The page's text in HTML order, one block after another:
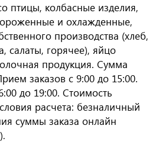
птицы, колбасные изделия,
и охлажденные,
производства (хлеб,
салаты, горячее), яйцо
продукция. Сумма
заказов с 9:00 до 15:00.
до 19:00. Стоимость
расчета: безналичный
суммы заказа онлайн